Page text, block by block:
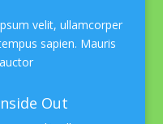
velit, ullamcorper
sapien. Mauris
Out